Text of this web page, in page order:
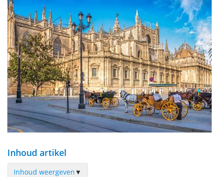
Inhoud artikel
Inhoud weergeven ▼